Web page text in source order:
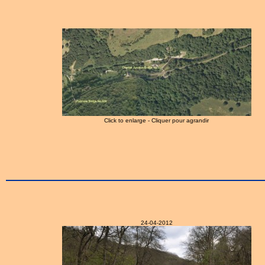
Click to enlarge - Cliquer pour agrandir
24-04-2012